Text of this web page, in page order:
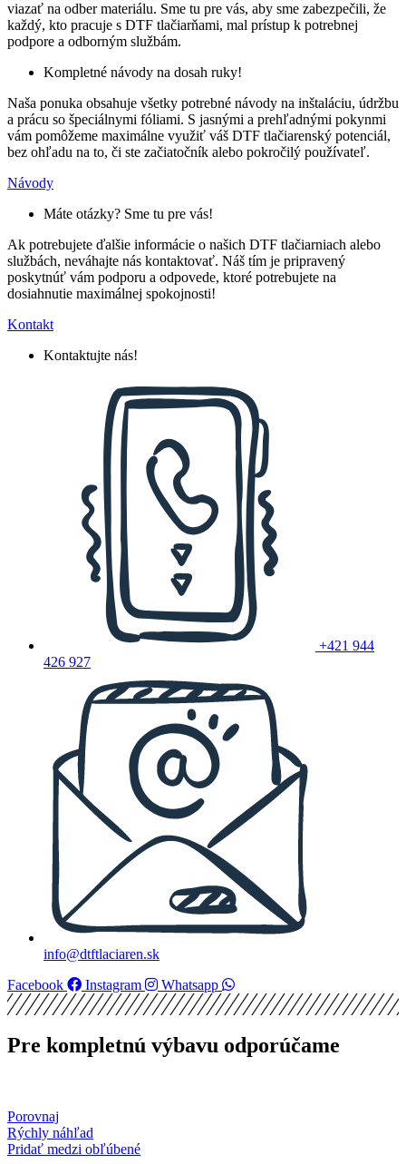
viazať na odber materiálu. Sme tu pre vás, aby sme zabezpečili, že
každý, kto pracuje s DTF tlačiarňami, mal prístup k potrebnej
podpore a odborným službám.
Kompletné návody na dosah ruky!
Naša ponuka obsahuje všetky potrebné návody na inštaláciu, údržbu
a prácu so špeciálnymi fóliami. S jasnými a prehľadnými pokynmi
vám pomôžeme maximálne využiť váš DTF tlačiarenský potenciál,
bez ohľadu na to, či ste začiatočník alebo pokročilý používateľ.
Návody
Máte otázky? Sme tu pre vás!
Ak potrebujete ďalšie informácie o našich DTF tlačiarniach alebo
službách, neváhajte nás kontaktovať. Náš tím je pripravený
poskytnúť vám podporu a odpovede, ktoré potrebujete na
dosiahnutie maximálnej spokojnosti!
Kontakt
Kontaktujte nás!
+421 944
426 927
info@dtftlaciaren.sk
Facebook
Instagram Whatsapp
Pre kompletnú výbavu odporúčame
Porovnaj
Rýchly náhľad
Pridať medzi obľúbené